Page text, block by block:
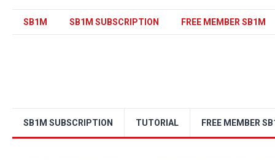
SB1M SB1M SUBSCRIPTION FREE MEMBER SB1M
SB1M SUBSCRIPTION TUTORIAL FREE MEMBER